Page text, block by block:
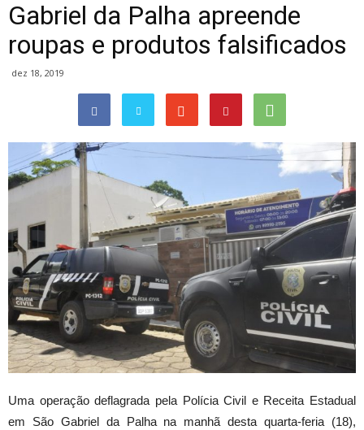
Gabriel da Palha apreende
roupas e produtos falsificados
dez 18, 2019
Uma operação deflagrada pela Polícia Civil e Receita Estadual
em São Gabriel da Palha na manhã desta quarta-feria (18),